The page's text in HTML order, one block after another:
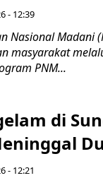
- 12:39
Nasional
masyarakat
PNM...
di
- 12:21